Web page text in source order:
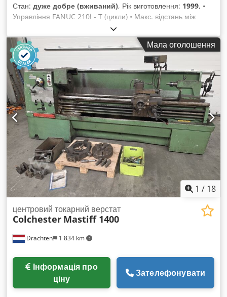
Стан: дуже добре (вживаний), Рік виготовлення: 1999, •
Управління FANUC 210i - T (цикли) • Макс. відстань між
центрами: 1 250 мм • Макс. обертальний діаметр: 400 / 585
мм у виїмці • Швидкість обертання шпинделя: 12 . . . 2 500
об/хв • Отвір шпинделя: 54 мм • Вісь X: 210 мм • Вісь Z: 1
181 мм • Регулювання ширини різу: 0,05 – 0,8 мм •
Потужність двигуна: 7,5 кВт Dcsdpfx Afsw S E R Rexjk • Вага
близько 2 700 кг
Мала оголошення
1 / 18
Drachten 1 834 km
центровий токарний верстат
Colchester Mastiff 1400
ціну
Зателефонувати